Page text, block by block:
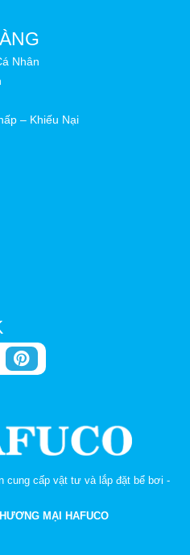
Nhân
– Khiếu Nại
cung cấp vật tư và lắp đặt bể bơi -
MẠI HAFUCO